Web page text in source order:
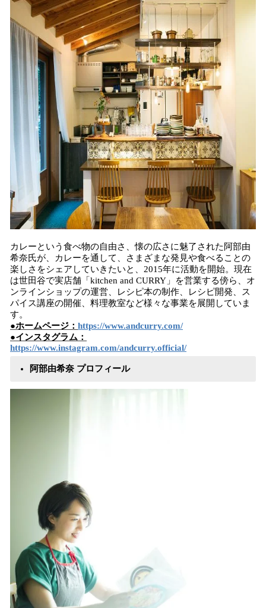
カレーという食べ物の自由さ、懐の広さに魅了された阿部由
希奈氏が、カレーを通して、さまざまな発見や食べることの
楽しさをシェアしていきたいと、2015年に活動を開始。現在
は世田谷で実店舗「kitchen and CURRY」を営業する傍ら、オ
ンラインショップの運営、レシピ本の制作、レシピ開発、ス
パイス講座の開催、料理教室など様々な事業を展開していま
す。
●ホームページ： https://www.andcurry.com/
●インスタグラム：
https://www.instagram.com/andcurry.official/
阿部由希奈 プロフィール